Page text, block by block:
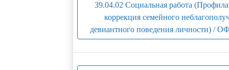
39.04.02 Социальная работа
коррекция семейного
девиантного поведения личности) /